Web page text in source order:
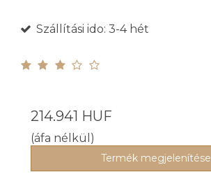
Szállítási ido: 3-4 hét
214.941 HUF
(áfa nélkül)
Termék megjelenítése